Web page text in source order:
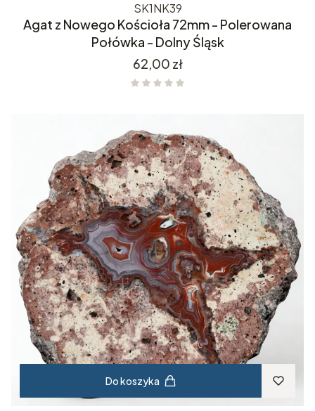
SK1NK39
Agat z Nowego Kościoła 72mm - Polerowana
Połówka - Dolny Śląsk
Cena
62,00 zł
Do koszyka